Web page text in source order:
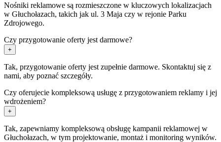
Nośniki reklamowe są rozmieszczone w kluczowych lokalizacjach
w Głuchołazach, takich jak ul. 3 Maja czy w rejonie Parku
Zdrojowego.
Czy przygotowanie oferty jest darmowe?
+
Tak, przygotowanie oferty jest zupełnie darmowe. Skontaktuj się z
nami, aby poznać szczegóły.
Czy oferujecie kompleksową usługę z przygotowaniem reklamy i jej
wdrożeniem?
+
Tak, zapewniamy kompleksową obsługę kampanii reklamowej w
Głuchołazach, w tym projektowanie, montaż i monitoring wyników.